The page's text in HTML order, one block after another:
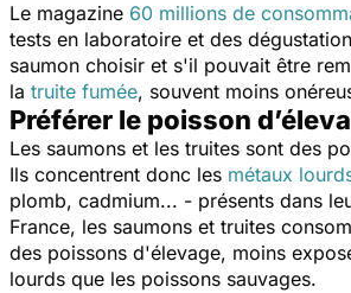
Le magazine 60 millions de
tests en laboratoire et des
saumon choisir et s'il pouvait être
la truite fumée, souvent moins
Préférer le poisson
Les saumons et les truites sont des
Ils concentrent donc les métaux
plomb, cadmium... - présents dans
France, les saumons et truites
des poissons d'élevage, moins
lourds que les poissons sauvages.